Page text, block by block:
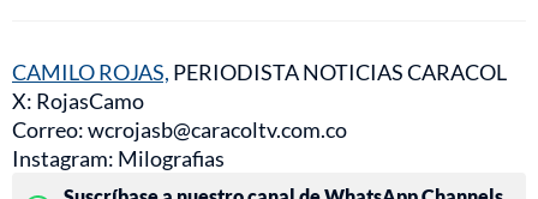
CAMILO ROJAS, PERIODISTA NOTICIAS CARACOL
X: RojasCamo
Correo: wcrojasb@caracoltv.com.co
Instagram: Milografias